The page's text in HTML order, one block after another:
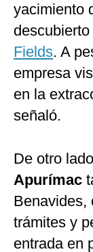
yacimiento
Fields. A
empresa
en la
señaló.
De otro
Apurímac
Benavides,
trámites y
entrada en